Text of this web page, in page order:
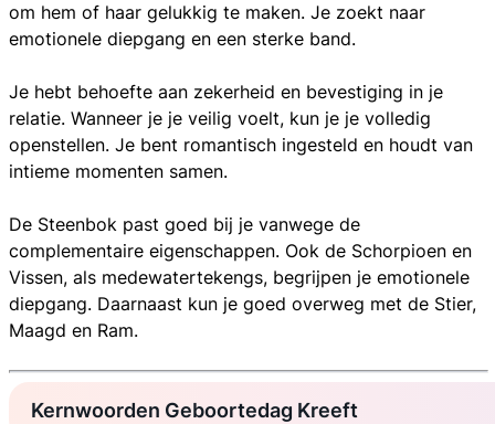
om hem of haar gelukkig te maken. Je zoekt naar
emotionele diepgang en een sterke band.
Je hebt behoefte aan zekerheid en bevestiging in je
relatie. Wanneer je je veilig voelt, kun je je volledig
openstellen. Je bent romantisch ingesteld en houdt van
intieme momenten samen.
De Steenbok past goed bij je vanwege de
complementaire eigenschappen. Ook de Schorpioen en
Vissen, als medewatertekengs, begrijpen je emotionele
diepgang. Daarnaast kun je goed overweg met de Stier,
Maagd en Ram.
Kernwoorden Geboortedag Kreeft